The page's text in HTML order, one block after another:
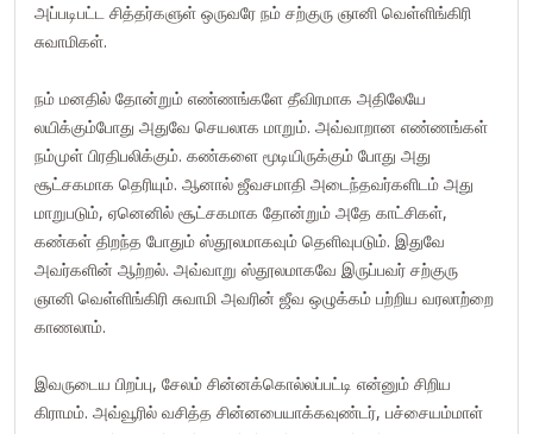
அப்படிபட்ட சித்தர்களுள் ஒருவரே நம் சற்குரு ஞானி வெள்ளிங்கிரி
சுவாமிகள்.
நம் மனதில் தோன்றும் எண்ணங்களே தீவிரமாக அதிலேயே
லயிக்கும்போது அதுவே செயலாக மாறும். அவ்வாறான எண்ணங்கள்
நம்முள் பிரதிபலிக்கும். கண்களை மூடியிருக்கும் போது அது
சூட்சகமாக தெரியும். ஆனால் ஜீவசமாதி அடைந்தவர்களிடம் அது
மாறுபடும், ஏனெனில் சூட்சகமாக தோன்றும் அதே காட்சிகள்,
கண்கள் திறந்த போதும் ஸ்தூலமாகவும் தெளிவுபடும். இதுவே
அவர்களின் ஆற்றல். அவ்வாறு ஸ்தூலமாகவே இருப்பவர் சற்குரு
ஞானி வெள்ளிங்கிரி சுவாமி அவரின் ஜீவ ஒழுக்கம் பற்றிய வரலாற்றை
காணலாம்.
இவருடைய பிறப்பு, சேலம் சின்னக்கொல்லப்பட்டி என்னும் சிறிய
கிராமம். அவ்வூரில் வசித்த சின்னபையாக்கவுண்டர், பச்சையம்மாள்